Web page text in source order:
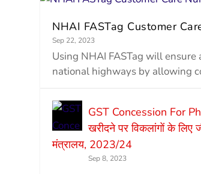
NHAI FASTag Customer
Sep 22, 2023
Using NHAI FASTag will
national highways by allowing
GST Concession For
खरीदने पर विकलांगों के लिए
मंत्रालय, 2023/24
Sep 8, 2023